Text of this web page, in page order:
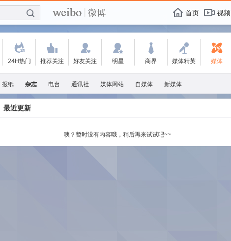
f E 首页  视频
.
24H热门
'
推荐关注
:
好友关注
w
明星
+
商界
-
媒体精英
=
媒体
报纸 杂志 电台 通讯社 媒体网站 自媒体 新媒体
最近更新
咦？暂时没有内容哦，稍后再来试试吧~~